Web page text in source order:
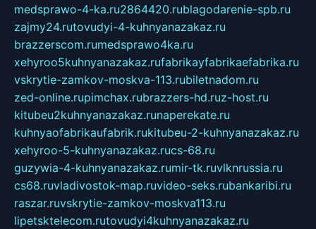
medsprawo-4-ka.ru2864420.rublagodarenie-spb.ru
zajmy24.rutovudyi-4-kuhnyanazakaz.ru
brazzerscom.rumedsprawo4ka.ru
xehyroo5kuhnyanazakaz.rufabrikayfabrikaefabrika.ru
vskrytie-zamkov-moskva-113.rubiletnadom.ru
zed-online.rupimchax.rubrazzers-hd.ruz-host.ru
kitubeu2kuhnyanazakaz.runaperekate.ru
kuhnyaofabrikaufabrik.rukitubeu-2-kuhnyanazakaz.ru
xehyroo-5-kuhnyanazakaz.rucs-68.ru
guzywia-4-kuhnyanazakaz.rumir-tk.ruvlknrussia.ru
cs68.ruvladivostok-map.ruvideo-seks.rubankaribi.ru
raszar.ruvskrytie-zamkov-moskva113.ru
lipetsktelecom.rutovudyi4kuhnyanazakaz.ru